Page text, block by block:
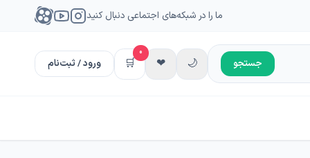
ما را در شبکه‌های اجتماعی دنبال کنید
جستجو 🌙
❤
🛒
0
ورود / ثبت‌نام